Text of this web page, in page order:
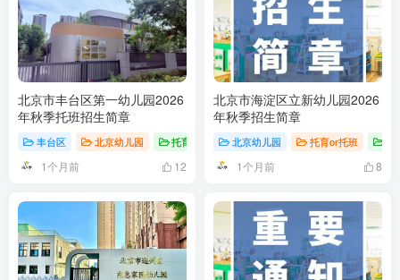
北京市丰台区第一幼儿园2026
年秋季托班招生简章
丰台区 北京幼儿园 托育or托班
1个月前 12
北京市海淀区立新幼儿园2026
年秋季招生简章
北京幼儿园 托育or托班
1个月前 8